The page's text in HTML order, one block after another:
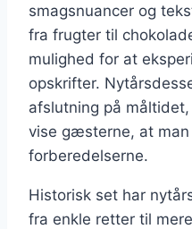
smagsnuancer og
fra frugter til
mulighed for at
opskrifter.
afslutning på
vise gæsterne, at
forberedelserne.
Historisk set har
fra enkle retter til